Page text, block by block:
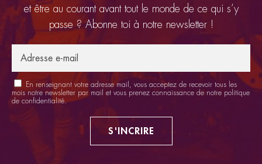
et être au courant avant tout le monde de ce qui s’y
passe ? Abonne toi à notre newsletter !
En renseignant votre adresse mail, vous acceptez de recevoir tous les
mois notre newsletter par mail et vous prenez connaissance de notre politique
de confidentialité.
S'INCRIRE